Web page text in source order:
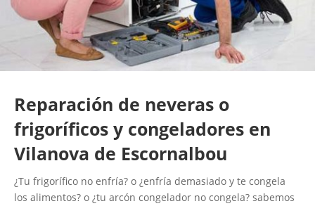
Reparación de neveras o
frigoríficos y congeladores en
Vilanova de Escornalbou
¿Tu frigorífico no enfría? o ¿enfría demasiado y te congela
los alimentos? o ¿tu arcón congelador no congela? sabemos